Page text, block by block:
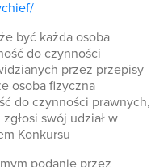
być każda osoba
do czynności
przez przepisy
osoba fizyczna
do czynności prawnych,
swój udział w
Konkursu
podanie przez